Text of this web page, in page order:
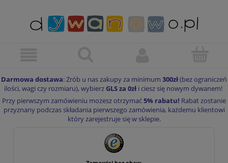
Darmowa dostawa: Zrób u nas zakupy za minimum 300zł(bez ograniczeń
ilości, wagi czy rozmiaru), wybierzGLS za 0zł i ciesz się nowym dywanem!
Przy pierwszym zamówieniu możesz otrzymać5% rabatu! Rabat zostanie
przyznany podczas składania pierwszego zamówienia, każdemu klientowi
który zarejestruje się w sklepie.